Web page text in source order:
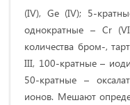
(IV), Ge (IV); 5-
однократные – Cr
количества бром-,
III, 100-кратные –
50-кратные –
ионов. Мешают